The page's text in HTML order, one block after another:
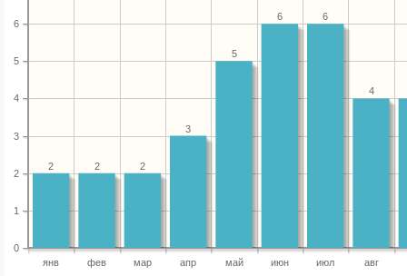
янв фев мар апр май июн июл авг
0
1
2
3
4
5
6
4
6
6
5
3
2
2
2